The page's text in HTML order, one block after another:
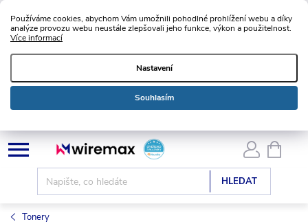
Používáme cookies, abychom Vám umožnili pohodlné prohlížení webu a díky
analýze provozu webu neustále zlepšovali jeho funkce, výkon a použitelnost.
Více informací
Nastavení
Souhlasím
Přejít
na
HLEDAT
KOŠÍK
Tonery